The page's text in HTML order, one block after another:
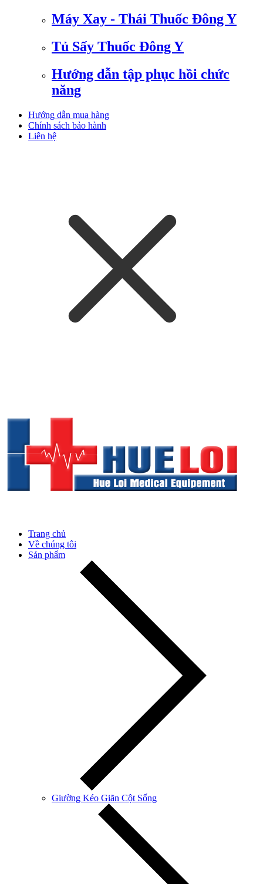
Máy Xay - Thái Thuốc Đông Y
Tủ Sấy Thuốc Đông Y
Hướng dẫn tập phục hồi chức
năng
Hướng dẫn mua hàng
Chính sách bảo hành
Liên hệ
Trang chủ
Về chúng tôi
Sản phẩm
Giường Kéo Giãn Cột Sống